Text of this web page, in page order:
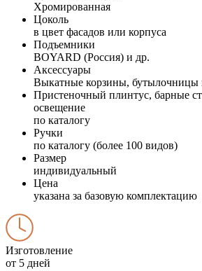
Хромированная
Цоколь
в цвет фасадов или корпуса
Подъемники
BOYARD (Россия) и др.
Аксессуары
Выкатные корзины, бутылочницы
Пристеночный плинтус, барные
освещение
по каталогу
Ручки
по каталогу (более 100 видов)
Размер
индивидуальный
Цена
указана за базовую комплектацию
Изготовление
от 5 дней